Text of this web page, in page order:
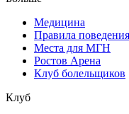
Медицина
Правила поведения
Места для МГН
Ростов Арена
Клуб болельщиков
Клуб